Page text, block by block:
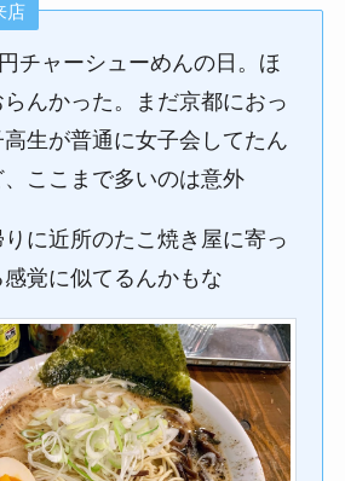
店
チャーシューめんの日。ほ
んかった。まだ京都におっ
生が普通に女子会してたん
ここまで多いのは意外
に近所のたこ焼き屋に寄っ
覚に似てるんかもな